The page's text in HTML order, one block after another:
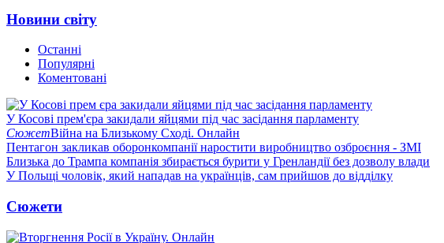
Новини світу
Останні
Популярні
Коментовані
У Косові прем'єра закидали яйцями під час засідання парламенту
СюжетВійна на Близькому Сході. Онлайн
Пентагон закликав оборонкомпанії наростити виробництво озброєння - ЗМІ
Близька до Трампа компанія збирається бурити у Гренландії без дозволу влади
У Польщі чоловік, який нападав на українців, сам прийшов до відділку
Сюжети